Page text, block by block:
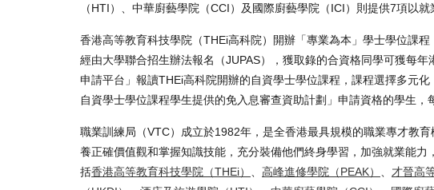
（HTI）、中華廚藝學院（CCI）及國際廚藝學院（ICI）則提供7項以
香港高等教育科技學院（THEi高科院）開辦「專業為本」學士學位課
經由大學聯合招生辦法報名（JUPAS），獲取錄的合資格同學可獲每
申請平台」報讀THEi高科院開辦的自資學士學位課程，課程選擇多元
自資學士學位課程學生提供的免入息審查資助計劃」申請資格的學生，
職業訓練局（VTC）成立於1982年，是全香港最具規模的職業專才教
養正確價值觀和掌握知識技能，充分裝備他們終身學習，加強就業能
括香港高等教育科技學院（THEi） 高峰進修學院（PEAK） 才晉高